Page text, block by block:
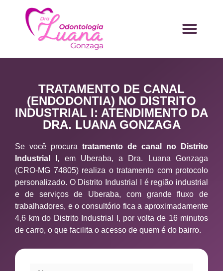
TRATAMENTO DE CANAL
(ENDODONTIA) NO DISTRITO
INDUSTRIAL I: ATENDIMENTO DA
DRA. LUANA GONZAGA
Se você procura tratamento de canal no Distrito
Industrial I , em Uberaba, a Dra. Luana Gonzaga
(CRO-MG 74805) realiza o tratamento com protocolo
personalizado. O Distrito Industrial I é região industrial
e de serviços de Uberaba, com grande fluxo de
trabalhadores, e o consultório fica a aproximadamente
4,6 km do Distrito Industrial I, por volta de 16 minutos
de carro, o que facilita o acesso de quem é do bairro.